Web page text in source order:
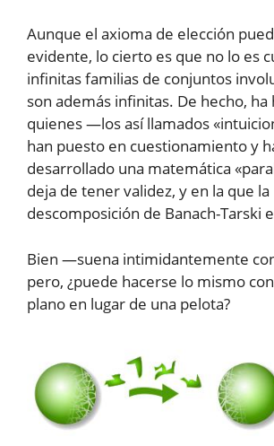
Aunque el axioma de elección
evidente, lo cierto es que no lo es
infinitas familias de conjuntos
son además infinitas. De hecho, ha
quienes —los así llamados
han puesto en cuestionamiento y
desarrollado una matemática
deja de tener validez, y en la que la
descomposición de Banach-Tarski
Bien —suena intimidantemente
pero, ¿puede hacerse lo mismo
plano en lugar de una pelota?